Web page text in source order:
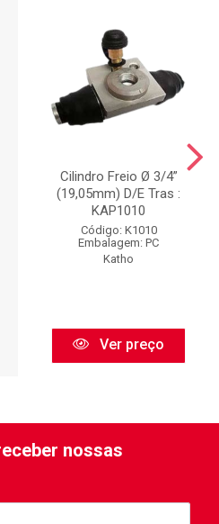
Cilindro Freio Ø 3/4”
(19,05mm) D/E Tras :
KAP1010
Código: K1010
Embalagem: PC
Katho
Ver preço
nossas